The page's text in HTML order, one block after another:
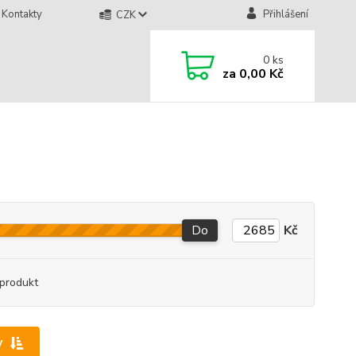
Kontakty CZK Přihlášení
0ks
za 0,00 Kč
Do Kč